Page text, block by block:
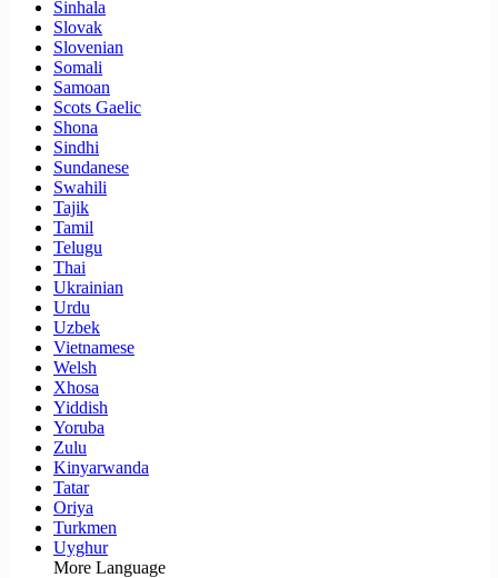
Sinhala
Slovak
Slovenian
Somali
Samoan
Scots Gaelic
Shona
Sindhi
Sundanese
Swahili
Tajik
Tamil
Telugu
Thai
Ukrainian
Urdu
Uzbek
Vietnamese
Welsh
Xhosa
Yiddish
Yoruba
Zulu
Kinyarwanda
Tatar
Oriya
Turkmen
Uyghur
More Language